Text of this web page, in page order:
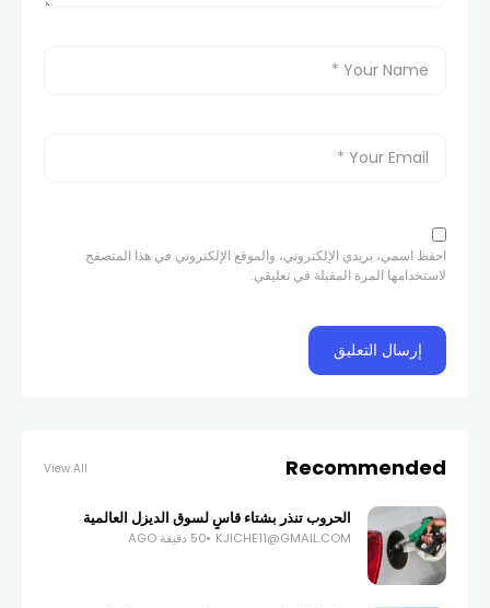
احفظ اسمي، بريدي الإلكتروني، والموقع الإلكتروني في هذا المتصفح
لاستخدامها المرة المقبلة في تعليقي.
Recommended
View All
الحروب تنذر بشتاء قاسٍ لسوق الديزل العالمية
KJICHE11@GMAIL.COM 50 دقيقة AGO